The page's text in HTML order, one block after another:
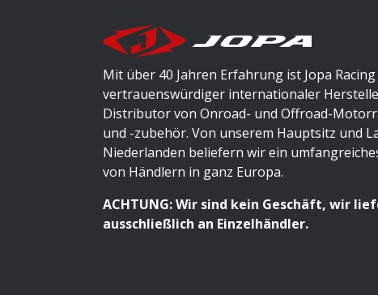
Mit über 40 Jahren Erfahrung ist Jopa
vertrauenswürdiger internationaler
Distributor von Onroad- und Offroad-
und -zubehör. Von unserem Hauptsitz und
Niederlanden beliefern wir ein
von Händlern in ganz Europa.
ACHTUNG: Wir sind kein Geschäft, wir
ausschließlich an Einzelhändler.